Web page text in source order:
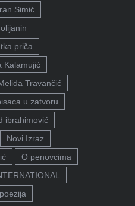
Simić
priča
Kalamujić
Travančić
u zatvoru
ibrahimović
Novi Izraz
O penovcima
poezija